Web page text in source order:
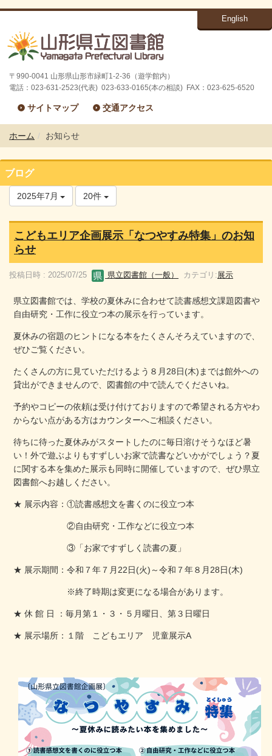
English
〒990-0041 山形県山形市緑町1-2-36（遊学館内）
電話：023-631-2523(代表) 023-633-0165(本の相談) FAX：023-625-6520
サイトマップ 交通アクセス
ホーム お知らせ
ブログ
2025年7月 20件
こどもエリア企画展示「なつやすみ特集」のお知
らせ
投稿日時 : 2025/07/25 県立図書館（一般） カテゴリ:展示
県立図書館では、学校の夏休みに合わせて読書感想文課題図書や
自由研究・工作に役立つ本の展示を行っています。
夏休みの宿題のヒントになる本をたくさんそろえていますので、
ぜひご覧ください。
たくさんの方に見ていただけるよう８月28日(木)までは館外への
貸出ができませんので、図書館の中で読んでくださいね。
予約やコピーの依頼は受け付けておりますので希望される方やわ
からない点がある方はカウンターへご相談ください。
待ちに待った夏休みがスタートしたのに毎日溶けそうなほど暑
い！外で遊ぶよりもすずしいお家で読書などいかがでしょう？夏
に関する本を集めた展示も同時に開催していますので、ぜひ県立
図書館へお越しください。
★ 展示内容：①読書感想文を書くのに役立つ本
②自由研究・工作などに役立つ本
③「お家ですずしく読書の夏」
★ 展示期間：令和７年７月22日(火)～令和７年８月28日(木)
※終了時期は変更になる場合があります。
★ 休 館 日 ：毎月第１・３・５月曜日、第３日曜日
★ 展示場所：１階 こどもエリア 児童展示A